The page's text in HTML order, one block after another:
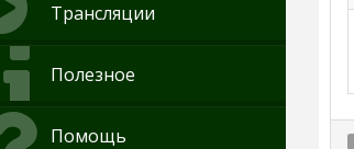
Трансляции
Полезное
Помощь